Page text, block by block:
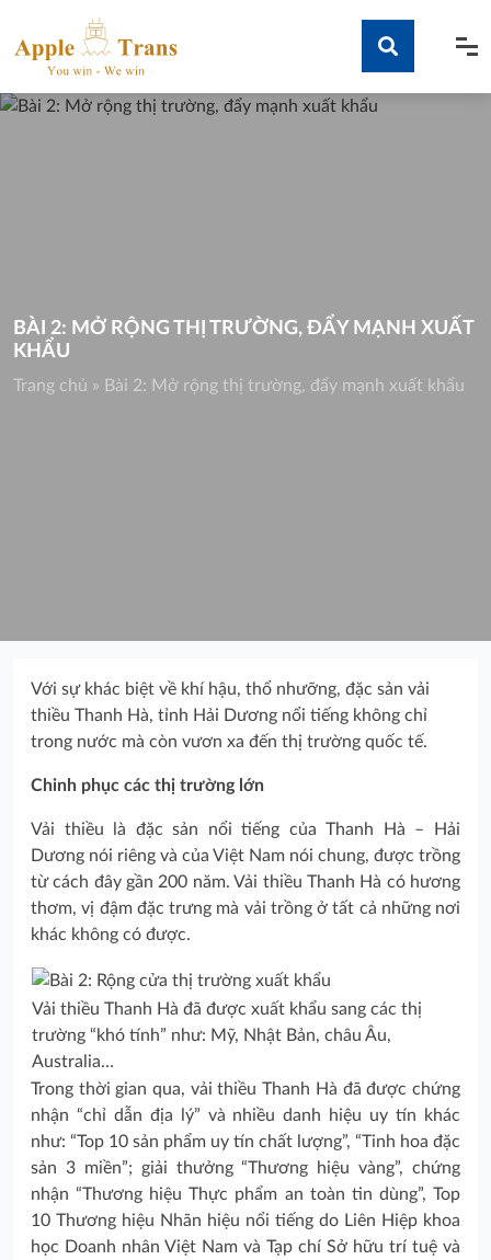
content
Tìm kiếm
BÀI 2: MỞ RỘNG THỊ TRƯỜNG, ĐẨY MẠNH XUẤT
KHẨU
Trang chủ » Bài 2: Mở rộng thị trường, đẩy mạnh xuất khẩu
Với sự khác biệt về khí hậu, thổ nhưỡng, đặc sản vải
thiều Thanh Hà, tỉnh Hải Dương nổi tiếng không chỉ
trong nước mà còn vươn xa đến thị trường quốc tế.
Chinh phục các thị trường lớn
Vải thiều là đặc sản nổi tiếng của Thanh Hà – Hải
Dương nói riêng và của Việt Nam nói chung, được trồng
từ cách đây gần 200 năm. Vải thiều Thanh Hà có hương
thơm, vị đậm đặc trưng mà vải trồng ở tất cả những nơi
khác không có được.
Vải thiều Thanh Hà đã được xuất khẩu sang các thị
trường “khó tính” như: Mỹ, Nhật Bản, châu Âu,
Australia…
Trong thời gian qua, vải thiều Thanh Hà đã được chứng
nhận “chỉ dẫn địa lý” và nhiều danh hiệu uy tín khác
như: “Top 10 sản phẩm uy tín chất lượng”, “Tinh hoa đặc
sản 3 miền”; giải thưởng “Thương hiệu vàng”, chứng
nhận “Thương hiệu Thực phẩm an toàn tin dùng”, Top
10 Thương hiệu Nhãn hiệu nổi tiếng do Liên Hiệp khoa
học Doanh nhân Việt Nam và Tạp chí Sở hữu trí tuệ và